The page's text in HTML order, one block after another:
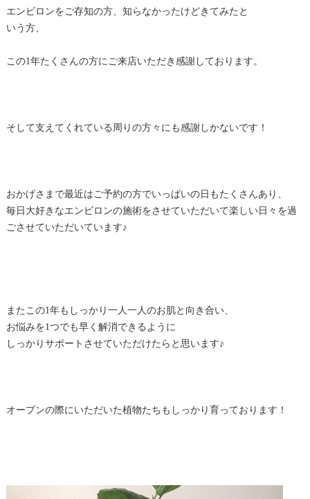
エンビロンをご存知の方、知らなかったけどきてみたと
いう方、
この1年たくさんの方にご来店いただき感謝しております。
そして支えてくれている周りの方々にも感謝しかないです！
おかげさまで最近はご予約の方でいっぱいの日もたくさんあり、
毎日大好きなエンビロンの施術をさせていただいて楽しい日々を過
ごさせていただいています♪
またこの1年もしっかり一人一人のお肌と向き合い、
お悩みを1つでも早く解消できるように
しっかりサポートさせていただけたらと思います♪
オープンの際にいただいた植物たちもしっかり育っております！